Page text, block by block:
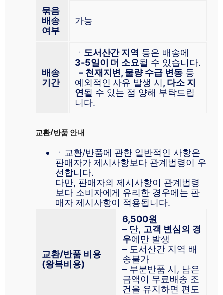
묶음
배송
여부
가능
배송
기간
ㆍ 도서산간 지역 등은 배송에
3-5일이 더 소요될 수 있습니다.
– 천재지변, 물량 수급 변동 등
예외적인 사유 발생 시, 다소 지
연될 수 있는 점 양해 부탁드립
니다.
교환/반품 안내
ㆍ교환/반품에 관한 일반적인 사항은
판매자가 제시사항보다 관계법령이 우
선합니다.
다만, 판매자의 제시사항이 관계법령
보다 소비자에게 유리한 경우에는 판
매자 제시사항이 적용됩니다.
교환/반품 비용
(왕복비용)
6,500원
– 단, 고객 변심의 경
우에만 발생
– 도서산간 지역 배
송불가
– 부분반품 시, 남은
금액이 무료배송 조
건을 유지하면 편도